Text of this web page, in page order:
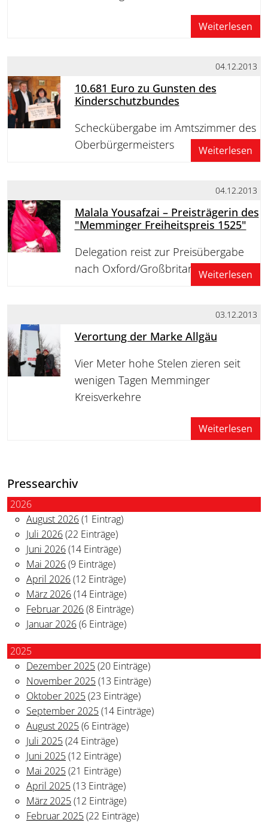
Weiterlesen
04.12.2013
10.681 Euro zu Gunsten des
Kinderschutzbundes
Scheckübergabe im Amtszimmer des
Oberbürgermeisters
Weiterlesen
04.12.2013
Malala Yousafzai – Preisträgerin des
"Memminger Freiheitspreis 1525"
Delegation reist zur Preisübergabe
nach Oxford/GroßbritannienWeiterlesen
03.12.2013
Verortung der Marke Allgäu
Vier Meter hohe Stelen zieren seit
wenigen Tagen Memminger
Kreisverkehre
Weiterlesen
Pressearchiv
2026
August 2026(1 Eintrag)
Juli 2026(22 Einträge)
Juni 2026(14 Einträge)
Mai 2026(9 Einträge)
April 2026(12 Einträge)
März 2026(14 Einträge)
Februar 2026(8 Einträge)
Januar 2026(6 Einträge)
2025
Dezember 2025(20 Einträge)
November 2025(13 Einträge)
Oktober 2025(23 Einträge)
September 2025(14 Einträge)
August 2025(6 Einträge)
Juli 2025(24 Einträge)
Juni 2025(12 Einträge)
Mai 2025(21 Einträge)
April 2025(13 Einträge)
März 2025(12 Einträge)
Februar 2025(22 Einträge)